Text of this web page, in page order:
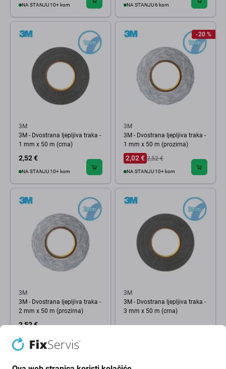
NA STANJU 10+ kom NA STANJU 6 kom
3M
3M - Dvostrana ljepljiva traka -
1 mm x 50 m (crna)
2,52 €
NA STANJU 10+ kom
-20 %
3M
3M - Dvostrana ljepljiva traka -
1 mm x 50 m (prozirna)
2,02 € 2,52 €
NA STANJU 10+ kom
3M
3M - Dvostrana ljepljiva traka -
2 mm x 50 m (prozirna)
2,52 €
(07.08.2026)
3M
3M - Dvostrana ljepljiva traka -
3 mm x 50 m (crna)